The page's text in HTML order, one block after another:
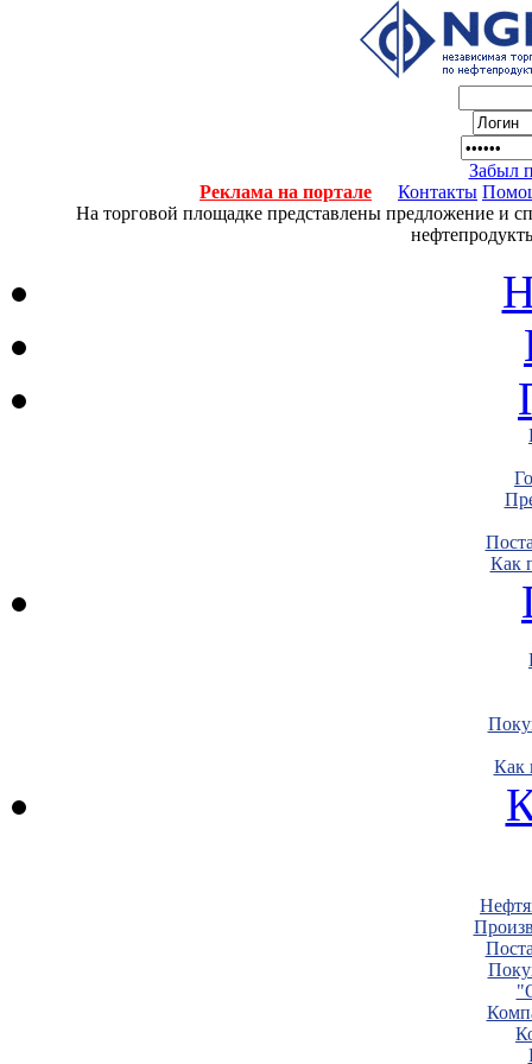
Забыл
Реклама на портале
Контакты
На торговой площадке представлены предложение и
Как
Как